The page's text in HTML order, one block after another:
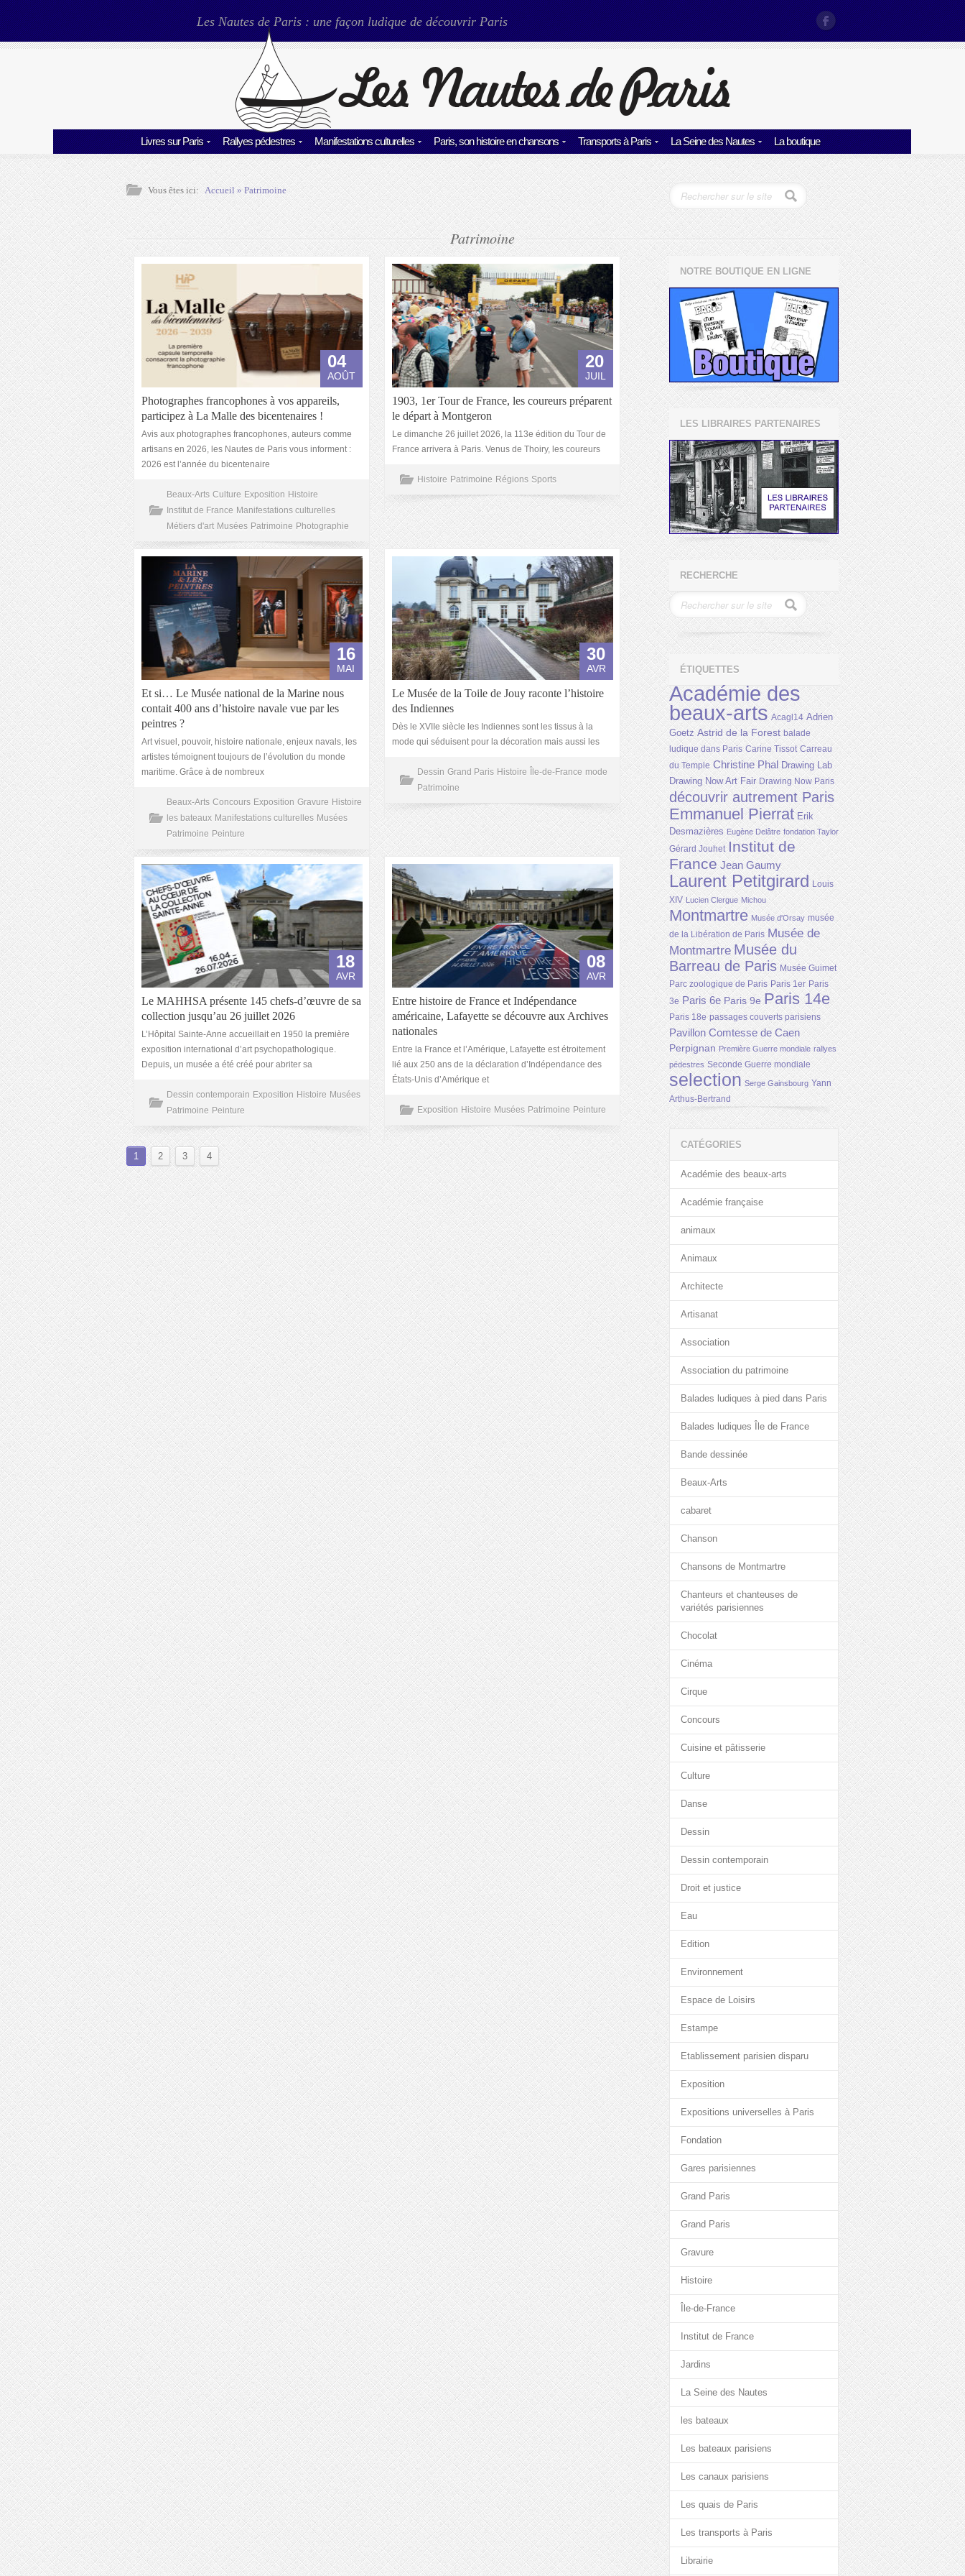
Les Nautes de Paris : une façon ludique de découvrir Paris
Livres sur Paris Rallyes pédestres Manifestations culturelles Paris, son histoire en chansons Transports à Paris La Seine des Nautes La boutique
Vous êtes ici: Accueil»Patrimoine
Patrimoine
04
AOÛT
Photographes francophones à vos appareils,
participez à La Malle des bicentenaires !
Avis aux photographes francophones, auteurs comme
artisans en 2026, les Nautes de Paris vous informent :
2026 est l’année du bicentenaire
Beaux-Arts Culture Exposition Histoire
Institut de France Manifestations culturelles
Métiers d'art Musées Patrimoine Photographie
20
JUIL
1903, 1er Tour de France, les coureurs préparent
le départ à Montgeron
Le dimanche 26 juillet 2026, la 113e édition du Tour de
France arrivera à Paris. Venus de Thoiry, les coureurs
Histoire Patrimoine Régions Sports
16
MAI
Et si… Le Musée national de la Marine nous
contait 400 ans d’histoire navale vue par les
peintres ?
Art visuel, pouvoir, histoire nationale, enjeux navals, les
artistes témoignent toujours de l’évolution du monde
maritime. Grâce à de nombreux
Beaux-Arts Concours Exposition Gravure Histoire
les bateaux Manifestations culturelles Musées
Patrimoine Peinture
30
AVR
Le Musée de la Toile de Jouy raconte l’histoire
des Indiennes
Dès le XVIIe siècle les Indiennes sont les tissus à la
mode qui séduisent pour la décoration mais aussi les
Dessin Grand Paris Histoire Île-de-France mode
Patrimoine
18
AVR
Le MAHHSA présente 145 chefs-d’œuvre de sa
collection jusqu’au 26 juillet 2026
L’Hôpital Sainte-Anne accueillait en 1950 la première
exposition international d’art psychopathologique.
Depuis, un musée a été créé pour abriter sa
Dessin contemporain Exposition Histoire Musées
Patrimoine Peinture
08
AVR
Entre histoire de France et Indépendance
américaine, Lafayette se découvre aux Archives
nationales
Entre la France et l’Amérique, Lafayette est étroitement
lié aux 250 ans de la déclaration d’Indépendance des
États-Unis d’Amérique et
Exposition Histoire Musées Patrimoine Peinture
1 2 3 4
NOTRE BOUTIQUE EN LIGNE
LES LIBRAIRES PARTENAIRES
RECHERCHE
ÉTIQUETTES
Académie des
beaux-arts Acagl14 Adrien
Goetz Astrid de la Forest balade
ludique dans Paris Carine Tissot Carreau
du Temple Christine Phal Drawing Lab
Drawing Now Art Fair Drawing Now Paris
découvrir autrement Paris
Emmanuel Pierrat Erik
Desmazières Eugène Delâtre fondation Taylor
Gérard Jouhet Institut de
France Jean Gaumy
Laurent Petitgirard Louis
XIV Lucien Clergue Michou
Montmartre Musée d'Orsay musée
de la Libération de Paris Musée de
Montmartre Musée du
Barreau de Paris Musée Guimet
Parc zoologique de Paris Paris 1er Paris
3e Paris 6e Paris 9e Paris 14e
Paris 18e passages couverts parisiens
Pavillon Comtesse de Caen
Perpignan Première Guerre mondiale rallyes
pédestres Seconde Guerre mondiale
selection Serge Gainsbourg Yann
Arthus-Bertrand
CATÉGORIES
Académie des beaux-arts
Académie française
animaux
Animaux
Architecte
Artisanat
Association
Association du patrimoine
Balades ludiques à pied dans Paris
Balades ludiques Île de France
Bande dessinée
Beaux-Arts
cabaret
Chanson
Chansons de Montmartre
Chanteurs et chanteuses de
variétés parisiennes
Chocolat
Cinéma
Cirque
Concours
Cuisine et pâtisserie
Culture
Danse
Dessin
Dessin contemporain
Droit et justice
Eau
Edition
Environnement
Espace de Loisirs
Estampe
Etablissement parisien disparu
Exposition
Expositions universelles à Paris
Fondation
Gares parisiennes
Grand Paris
Grand Paris
Gravure
Histoire
Île-de-France
Institut de France
Jardins
La Seine des Nautes
les bateaux
Les bateaux parisiens
Les canaux parisiens
Les quais de Paris
Les transports à Paris
Librairie